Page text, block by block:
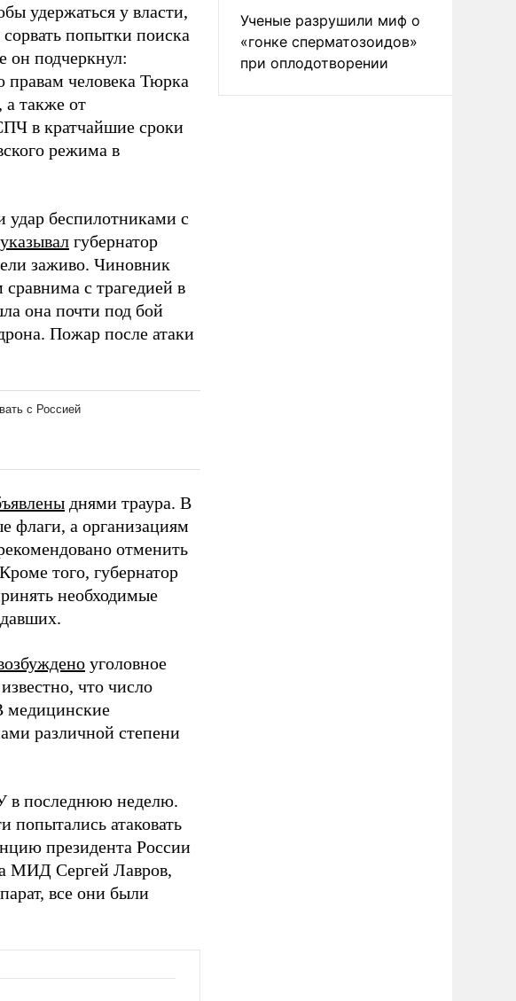
удержаться у власти,
попытки поиска
он подчеркнул:
человека Тюрка
также от
в кратчайшие сроки
режима в
беспилотниками с
указывал губернатор
заживо. Чиновник
с трагедией в
она почти под бой
Пожар после атаки
днями траура. В
флаги, а организациям
отменить
того, губернатор
необходимые
уголовное
что число
медицинские
различной степени
в последнюю неделю.
попытались атаковать
президента России
МИД Сергей Лавров,
все они были
Ученые разрушили миф о
«гонке сперматозоидов»
при оплодотворении